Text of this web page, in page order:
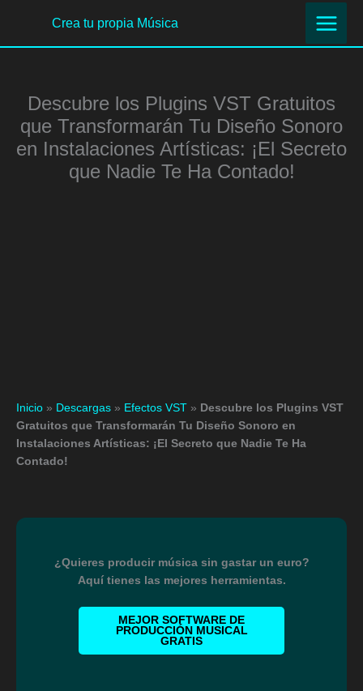
contenido
Crea tu propia Música
Descubre los Plugins VST Gratuitos
que Transformarán Tu Diseño Sonoro
en Instalaciones Artísticas: ¡El Secreto
que Nadie Te Ha Contado!
Inicio » Descargas » Efectos VST » Descubre los Plugins VST
Gratuitos que Transformarán Tu Diseño Sonoro en
Instalaciones Artísticas: ¡El Secreto que Nadie Te Ha
Contado!
¿Quieres producir música sin gastar un euro?
Aquí tienes las mejores herramientas.
MEJOR SOFTWARE DE
PRODUCCIÓN MUSICAL
GRATIS